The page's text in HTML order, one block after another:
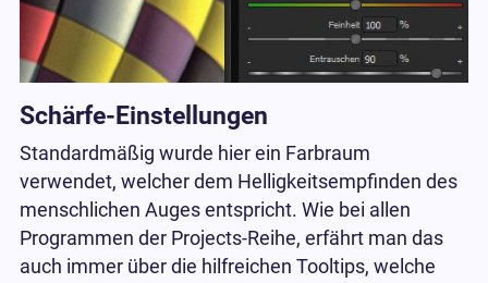
Schärfe-Einstellungen
Standardmäßig wurde hier ein Farbraum
verwendet, welcher dem Helligkeitsempfinden des
menschlichen Auges entspricht. Wie bei allen
Programmen der Projects-Reihe, erfährt man das
auch immer über die hilfreichen Tooltips, welche